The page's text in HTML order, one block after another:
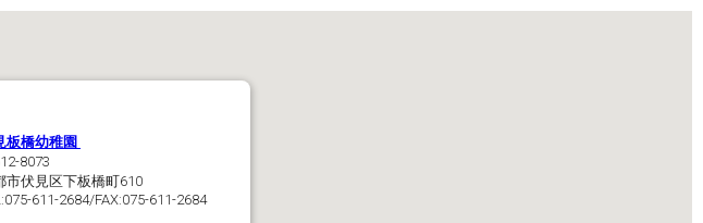
板橋幼稚園
8073
市伏見区下板橋町610
611-2684/FAX:075-611-2684